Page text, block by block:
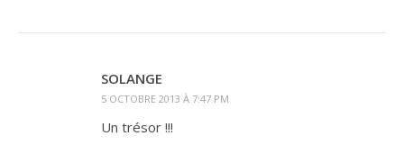
SOLANGE
5 OCTOBRE 2013 À 7:47 PM
Un trésor !!!